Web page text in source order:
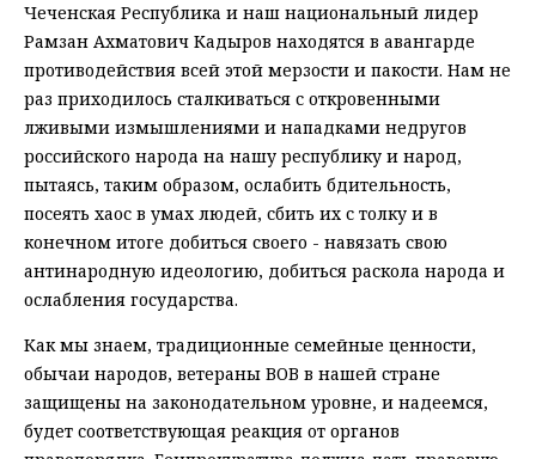
Чеченская Республика и наш национальный лидер
Рамзан Ахматович Кадыров находятся в авангарде
противодействия всей этой мерзости и пакости. Нам не
раз приходилось сталкиваться с откровенными
лживыми измышлениями и нападками недругов
российского народа на нашу республику и народ,
пытаясь, таким образом, ослабить бдительность,
посеять хаос в умах людей, сбить их с толку и в
конечном итоге добиться своего - навязать свою
антинародную идеологию, добиться раскола народа и
ослабления государства.​
Как мы знаем, традиционные семейные ценности,
обычаи народов, ветераны ВОВ в нашей стране
защищены на законодательном уровне, и надеемся,
будет соответствующая реакция от органов